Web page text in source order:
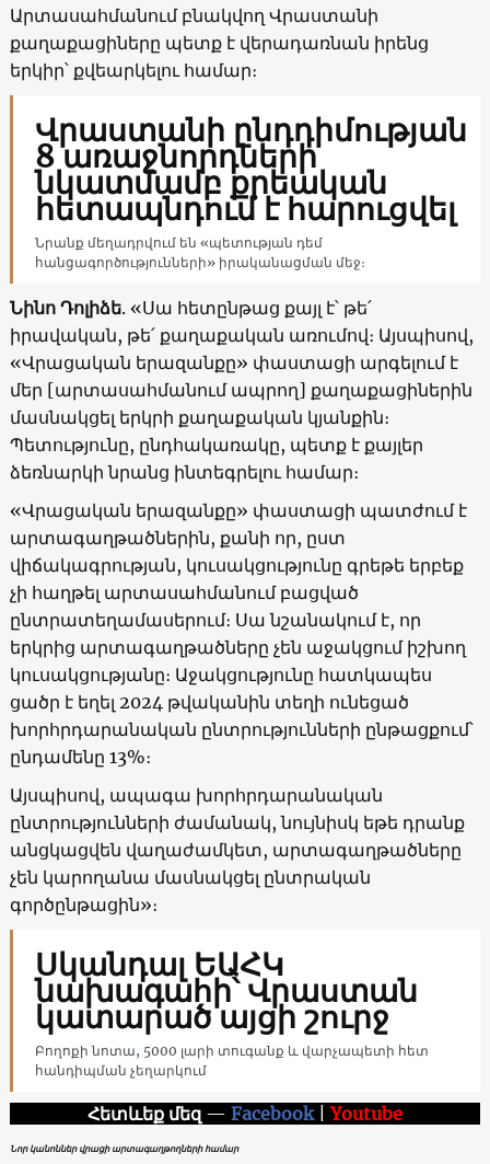
Արտասահմանում բնակվող Վրաստանի
քաղաքացիները պետք է վերադառնան իրենց
երկիր՝ քվեարկելու համար։
Վրաստանի ընդդիմության
8 առաջնորդների
նկատմամբ քրեական
հետապնդում է հարուցվել
Նրանք մեղադրվում են «պետության դեմ
հանցագործությունների» իրականացման մեջ։
Նինո Դոլիձե. «Սա հետընթաց քայլ է՝ թե՛
իրավական, թե՛ քաղաքական առումով։ Այսպիսով,
«Վրացական երազանքը» փաստացի արգելում է
մեր [արտասահմանում ապրող] քաղաքացիներին
մասնակցել երկրի քաղաքական կյանքին։
Պետությունը, ընդհակառակը, պետք է քայլեր
ձեռնարկի նրանց ինտեգրելու համար։
«Վրացական երազանքը» փաստացի պատժում է
արտագաղթածներին, քանի որ, ըստ
վիճակագրության, կուսակցությունը գրեթե երբեք
չի հաղթել արտասահմանում բացված
ընտրատեղամասերում։ Սա նշանակում է, որ
երկրից արտագաղթածները չեն աջակցում իշխող
կուսակցությանը։ Աջակցությունը հատկապես
ցածր է եղել 2024 թվականին տեղի ունեցած
խորհրդարանական ընտրությունների ընթացքում՝
ընդամենը 13%։
Այսպիսով, ապագա խորհրդարանական
ընտրությունների ժամանակ, նույնիսկ եթե դրանք
անցկացվեն վաղաժամկետ, արտագաղթածները
չեն կարողանա մասնակցել ընտրական
գործընթացին»։
Սկանդալ ԵԱՀԿ
նախագահի՝ Վրաստան
կատարած այցի շուրջ
Բողոքի նոտա, 5000 լարի տուգանք և վարչապետի հետ
հանդիպման չեղարկում
Հետևեք մեզ — Facebook |Youtube
Նոր կանոններ վրացի արտագաղթողների համար